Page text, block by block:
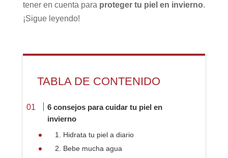
tener en cuenta para proteger tu piel en invierno.
¡Sigue leyendo!
TABLA DE CONTENIDO
6 consejos para cuidar tu piel en
invierno
1. Hidrata tu piel a diario
2. Bebe mucha agua